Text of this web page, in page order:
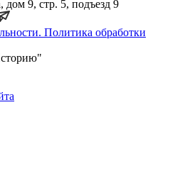
дом 9, стр. 5, подъезд 9
Политика обработки